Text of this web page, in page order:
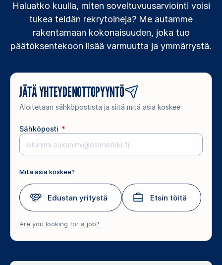
Haluatko kuulla, miten soveltuvuusarviointi voisi
tukea teidän rekrytoineja? Me autamme
rakentamaan kokonaisuuden, joka tuo
päätöksentekoon lisää varmuutta ja ymmärrystä.
JÄTÄ YHTEYDENOTTOPYYNTÖ
Aloitetaan sähköpostista ja siitä mitä asia koskee.
Sähköposti *
Mitä asia koskee?
Edustan yritystä Etsin töitä
Are you looking for a job?